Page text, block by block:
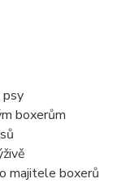
psy
boxerům
majitele boxerů